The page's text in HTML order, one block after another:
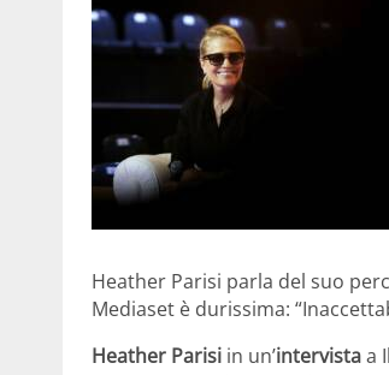
Heather Parisi parla del suo
Mediaset è durissima:
Heather Parisi in un’intervistaa